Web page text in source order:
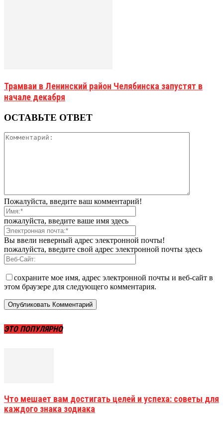
Трамваи в Ленинский район Челябинска запустят в
начале декабря
ОСТАВЬТЕ ОТВЕТ
Пожалуйста, введите ваш комментарий!
пожалуйста, введите ваше имя здесь
Вы ввели неверный адрес электронной почты!
пожалуйста, введите свой адрес электронной почты здесь
сохраните мое имя, адрес электронной почты и веб-сайт в
этом браузере для следующего комментария.
ЭТО ПОПУЛЯРНО
Что мешает вам достигать целей и успеха: советы для
каждого знака зодиака